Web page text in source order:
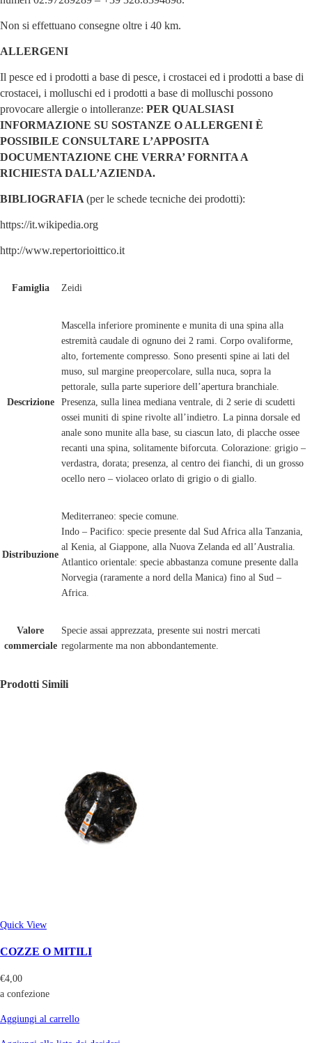
Non si effettuano consegne oltre i 40 km.
ALLERGENI
Il pesce ed i prodotti a base di pesce, i crostacei ed i prodotti a base di
crostacei, i molluschi ed i prodotti a base di molluschi possono
provocare allergie o intolleranze: PER QUALSIASI
INFORMAZIONE SU SOSTANZE O ALLERGENI È
POSSIBILE CONSULTARE L’APPOSITA
DOCUMENTAZIONE CHE VERRA’ FORNITA A
RICHIESTA DALL’AZIENDA.
BIBLIOGRAFIA (per le schede tecniche dei prodotti):
https://it.wikipedia.org
http://www.repertorioittico.it
Famiglia Zeidi
Descrizione
Mascella inferiore prominente e munita di una spina alla
estremità caudale di ognuno dei 2 rami. Corpo ovaliforme,
alto, fortemente compresso. Sono presenti spine ai lati del
muso, sul margine preopercolare, sulla nuca, sopra la
pettorale, sulla parte superiore dell’apertura branchiale.
Presenza, sulla linea mediana ventrale, di 2 serie di scudetti
ossei muniti di spine rivolte all’indietro. La pinna dorsale ed
anale sono munite alla base, su ciascun lato, di placche ossee
recanti una spina, solitamente biforcuta. Colorazione: grigio –
verdastra, dorata; presenza, al centro dei fianchi, di un grosso
ocello nero – violaceo orlato di grigio o di giallo.
Distribuzione
Mediterraneo: specie comune.
Indo – Pacifico: specie presente dal Sud Africa alla Tanzania,
al Kenia, al Giappone, alla Nuova Zelanda ed all’Australia.
Atlantico orientale: specie abbastanza comune presente dalla
Norvegia (raramente a nord della Manica) fino al Sud –
Africa.
Valore
commerciale
Specie assai apprezzata, presente sui nostri mercati
regolarmente ma non abbondantemente.
Prodotti Simili
Quick View
COZZE O MITILI
€4,00
a confezione
Aggiungi al carrello